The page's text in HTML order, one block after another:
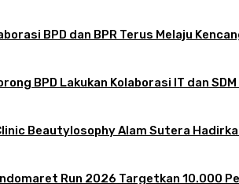
BPD dan BPR Terus Melaju
BPD Lakukan Kolaborasi IT dan
Beautylosophy Alam Sutera
Run 2026 Targetkan 10.000